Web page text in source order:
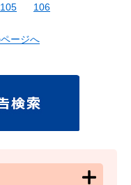
105 106
ージへ